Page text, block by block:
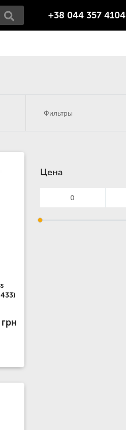
+38 044 357 4104
Цена
Фильтры